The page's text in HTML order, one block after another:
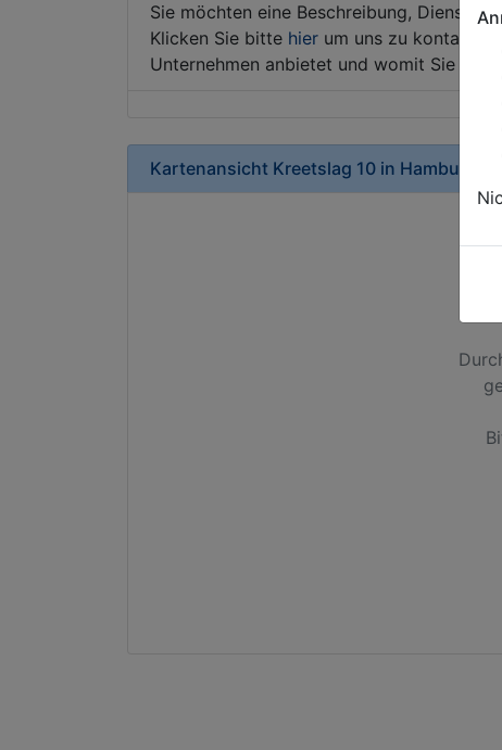
Sie möchten eine Beschreibung,
Klicken Sie bitte hier um uns zu
Unternehmen anbietet und womit Sie
Kartenansicht Kreetslag 10 in Hamburg